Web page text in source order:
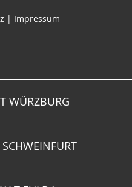
| Impressum
WÜRZBURG